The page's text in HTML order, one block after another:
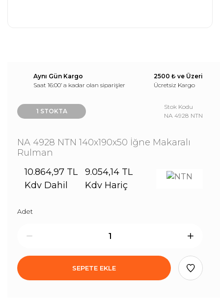
Aynı Gün Kargo
Saat 16:00’ a kadar olan siparişler
2500 ₺ ve Üzeri
Ücretsiz Kargo
1 STOKTA
Stok Kodu
NA 4928 NTN
NA 4928 NTN 140x190x50 İğne Makaralı
Rulman
10.864,97 TL
Kdv Dahil
9.054,14 TL
Kdv Hariç
Adet
SEPETE EKLE